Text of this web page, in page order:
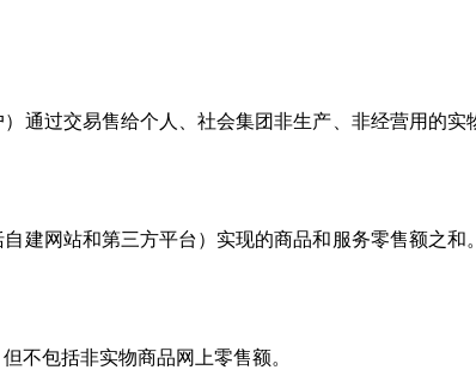
过交易售给个人、社会集团非生产、非经营用的实
网站和第三方平台）实现的商品和服务零售额之和
包括非实物商品网上零售额。